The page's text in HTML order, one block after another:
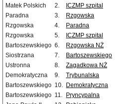
Matek Polskich
2. ICZMP szpital
Paradna
3. Rzgowska
Rzgowska
4. Paradna
Rzgowska
5. ICZMP szpital
Bartoszewskiego 6. Rzgowska NŻ
Siostrzana
7. Bartoszewskiego
Ustronna
8.
Zagadkowa NŻ
Demokratyczna
9. Trybunalska
Bartoszewskiego 10. Demokratyczna
Bartoszewskiego 11. Pryncypalna